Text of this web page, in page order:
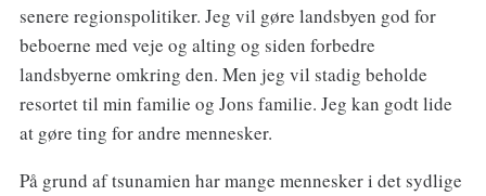
senere regionspolitiker. Jeg vil gøre landsbyen god for
beboerne med veje og alting og siden forbedre
landsbyerne omkring den. Men jeg vil stadig beholde
resortet til min familie og Jons familie. Jeg kan godt lide
at gøre ting for andre mennesker.
På grund af tsunamien har mange mennesker i det sydlige